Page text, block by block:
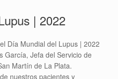
| 2022
Día Mundial del Lupus | 2022
García, Jefa del Servicio de
Martín de La Plata.
nuestros pacientes y